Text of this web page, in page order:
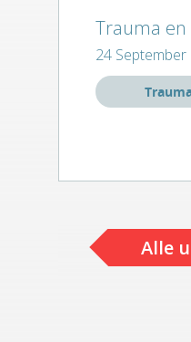
Trauma en
24 September
Alle